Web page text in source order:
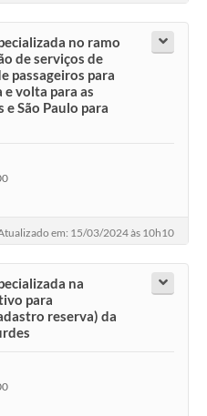
no ramo
de serviços de
passageiros para
e volta para as
e São Paulo para
em: 15/03/2024 às 10h10
na
para
reserva) da